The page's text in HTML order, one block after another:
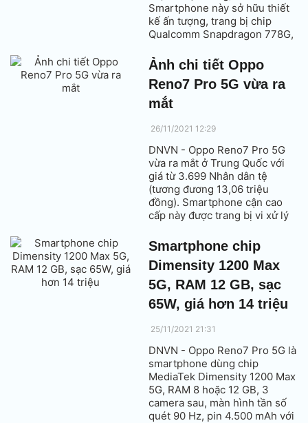
Smartphone này sở hữu thiết
kế ấn tượng, trang bị chip
Qualcomm Snapdragon 778G,
quét 90 Hz, pin 4.500 mAh với
sạc nhanh 60W.
Ảnh chi tiết Oppo
Reno7 Pro 5G vừa ra
mắt
26/11/2021 12:29
DNVN - Oppo Reno7 Pro 5G
vừa ra mắt ở Trung Quốc với
giá từ 3.699 Nhân dân tệ
(tương đương 13,06 triệu
đồng). Smartphone cận cao
cấp này được trang bị vi xử lý
5G với RAM 8 hoặc 12 GB, màn
hình tần số quét 90 Hz, dung
lượng pin 4.500 mAh, sạc 65W.
Smartphone chip
Dimensity 1200 Max
5G, RAM 12 GB, sạc
65W, giá hơn 14 triệu
25/11/2021 21:31
DNVN - Oppo Reno7 Pro 5G là
smartphone dùng chip
MediaTek Dimensity 1200 Max
5G, RAM 8 hoặc 12 GB, 3
camera sau, màn hình tần số
quét 90 Hz, pin 4.500 mAh với